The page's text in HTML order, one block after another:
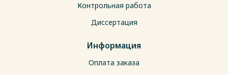
Контрольная работа
Диссертация
Информация
Оплата заказа